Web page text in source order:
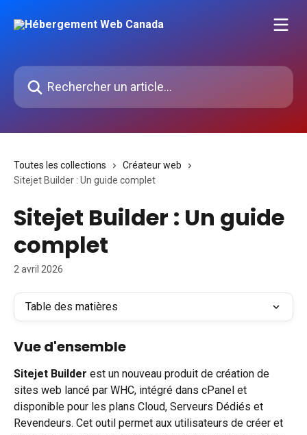
Rechercher un article...
Toutes les collections
Créateur web
Sitejet Builder : Un guide complet
Sitejet Builder : Un guide
complet
2 avril 2026
Table des matières
Vue d'ensemble
Sitejet Builder est un nouveau produit de création de
sites web lancé par WHC, intégré dans cPanel et
disponible pour les plans Cloud, Serveurs Dédiés et
Revendeurs. Cet outil permet aux utilisateurs de créer et